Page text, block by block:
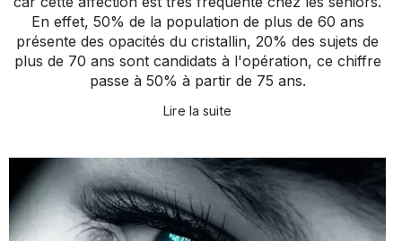
En effet, 50% de la population de plus de 60 ans
présente des opacités du cristallin, 20% des sujets de
plus de 70 ans sont candidats à l'opération, ce chiffre
passe à 50% à partir de 75 ans.
Lire la suite